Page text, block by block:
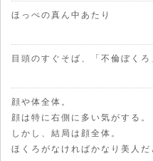
ほっぺの真ん中あたり
目頭のすぐそば、「不倫ぼくろ
顔や体全体。
顔は特に右側に多い気がする。
しかし、結局は顔全体。
ほくろがなければかなり美人だ